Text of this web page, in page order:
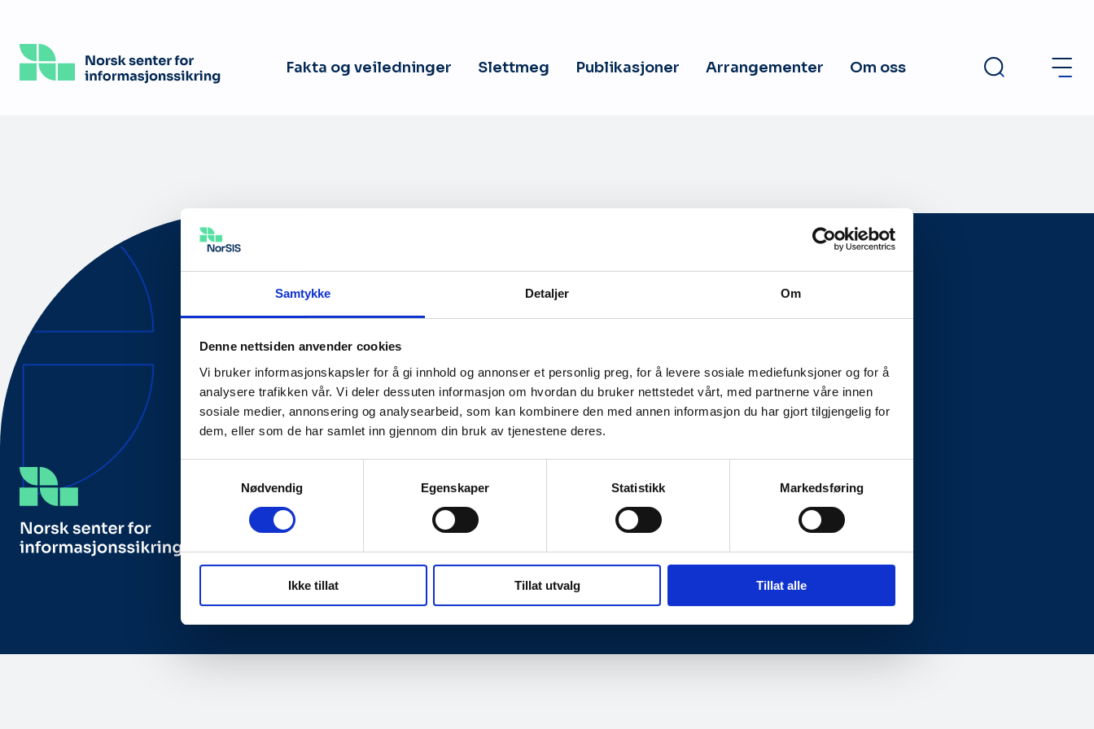
Samtykke Detaljer Om
Denne nettsiden anvender cookies
Vi bruker informasjonskapsler for å gi innhold og annonser et personlig preg, for å levere sosiale mediefunksjoner og for å
analysere trafikken vår. Vi deler dessuten informasjon om hvordan du bruker nettstedet vårt, med partnerne våre innen
sosiale medier, annonsering og analysearbeid, som kan kombinere den med annen informasjon du har gjort tilgjengelig for
dem, eller som de har samlet inn gjennom din bruk av tjenestene deres.
Nødvendig
Egenskaper Statistikk Markedsføring
Ikke tillat Tillat utvalg Tillat alle
hovedinnhold
Fakta og veiledninger Slettmeg Publikasjoner Arrangementer Om oss
Om oss Kontakt oss
Presseside
Tilgjengelighetserklæring
Besøks- og postadresse
NorSIS, Studievegen 2,
Fakturainformasjon
Org.nr: 995 195 003